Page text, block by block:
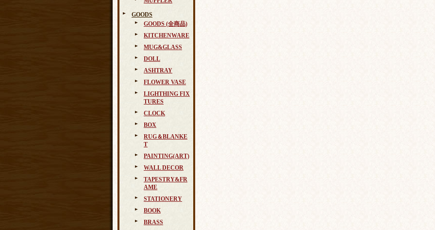
GOODS
GOODS (全商品)
KITCHENWARE
MUG&GLASS
DOLL
ASHTRAY
FLOWER VASE
LIGHTHING FIX
TURES
CLOCK
BOX
RUG＆BLANKE
T
PAINTING(ART)
WALL DECOR
TAPESTRY&FR
AME
STATIONERY
BOOK
BRASS